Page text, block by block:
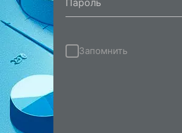
Запомнить